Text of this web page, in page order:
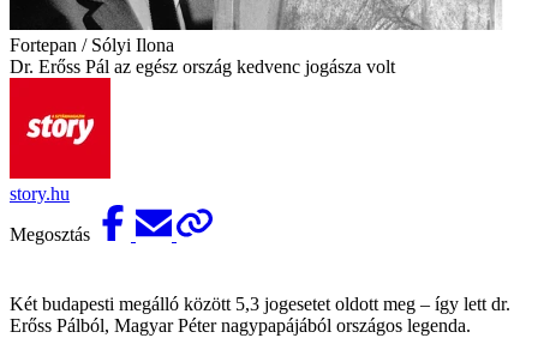
Fortepan / Sólyi Ilona
Dr. Erőss Pál az egész ország kedvenc jogásza volt
story.hu
Megosztás
Két budapesti megálló között 5,3 jogesetet oldott meg – így lett dr.
Erőss Pálból, Magyar Péter nagypapájából országos legenda.